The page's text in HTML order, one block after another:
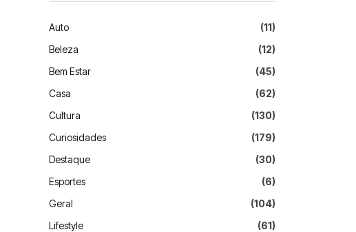
Auto
(11)
Beleza
(12)
Bem Estar
(45)
Casa
(62)
Cultura
(130)
Curiosidades
(179)
Destaque
(30)
Esportes
(6)
Geral
(104)
Lifestyle
(61)